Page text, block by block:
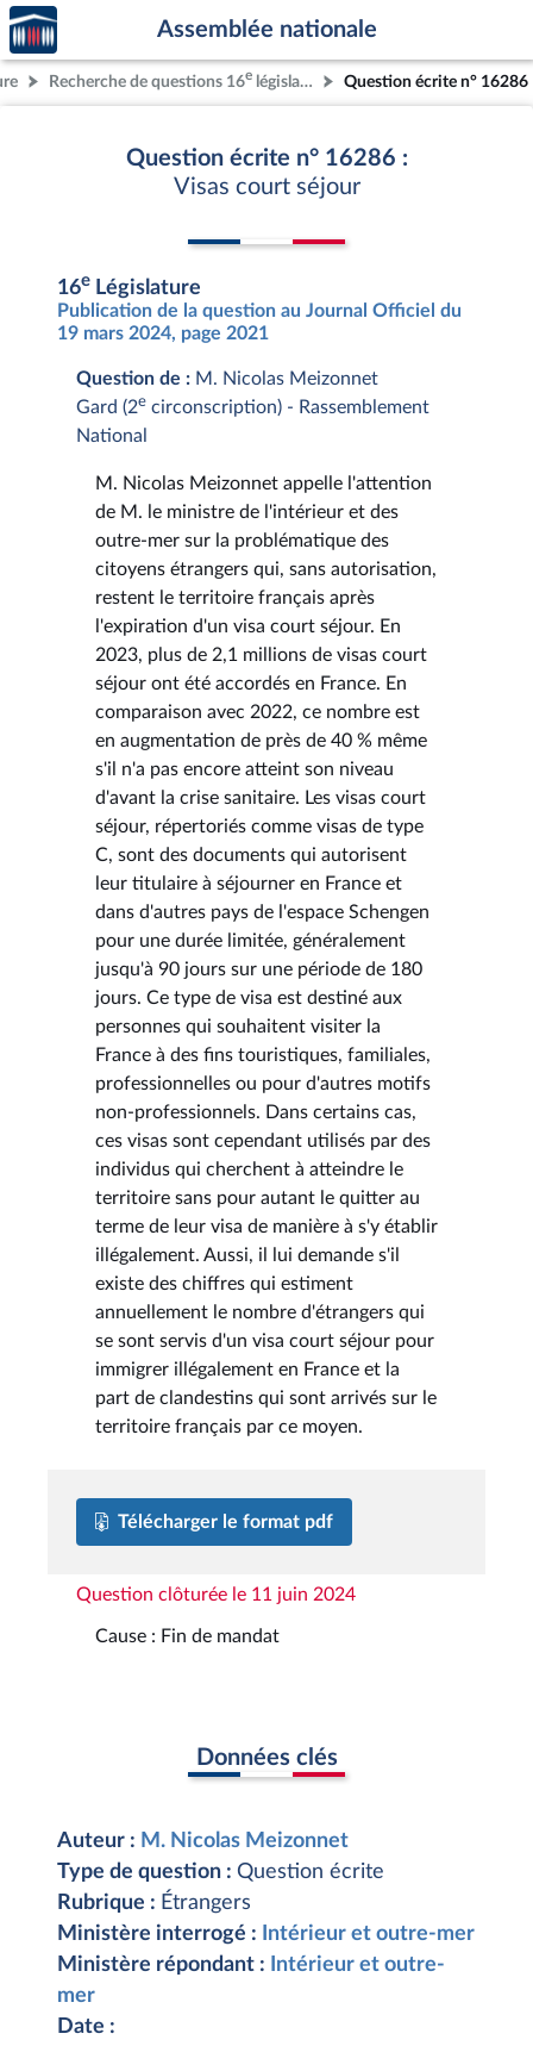
Aller au contenu
Aller en bas de la page
Accèder
à la
page
d'accueil
Assemblée nationale
Recherche de questions 16e législature Question écrite n° 16286
Question écrite n° 16286 :
Visas court séjour
16e Législature
Publication de la question au Journal Officiel du
19 mars 2024, page 2021
Question de : M. Nicolas Meizonnet
Gard (2e circonscription) - Rassemblement
National
M. Nicolas Meizonnet appelle l'attention
de M. le ministre de l'intérieur et des
outre-mer sur la problématique des
citoyens étrangers qui, sans autorisation,
restent le territoire français après
l'expiration d'un visa court séjour. En
2023, plus de 2,1 millions de visas court
séjour ont été accordés en France. En
comparaison avec 2022, ce nombre est
en augmentation de près de 40 % même
s'il n'a pas encore atteint son niveau
d'avant la crise sanitaire. Les visas court
séjour, répertoriés comme visas de type
C, sont des documents qui autorisent
leur titulaire à séjourner en France et
dans d'autres pays de l'espace Schengen
pour une durée limitée, généralement
jusqu'à 90 jours sur une période de 180
jours. Ce type de visa est destiné aux
personnes qui souhaitent visiter la
France à des fins touristiques, familiales,
professionnelles ou pour d'autres motifs
non-professionnels. Dans certains cas,
ces visas sont cependant utilisés par des
individus qui cherchent à atteindre le
territoire sans pour autant le quitter au
terme de leur visa de manière à s'y établir
illégalement. Aussi, il lui demande s'il
existe des chiffres qui estiment
annuellement le nombre d'étrangers qui
se sont servis d'un visa court séjour pour
immigrer illégalement en France et la
part de clandestins qui sont arrivés sur le
territoire français par ce moyen.
Télécharger le format pdf
Question clôturée le 11 juin 2024
Cause : Fin de mandat
Données clés
Auteur : M. Nicolas Meizonnet
Type de question : Question écrite
Rubrique : Étrangers
Ministère interrogé :
Intérieur et outre-mer
Ministère répondant :
Intérieur et outre-
mer
Date :